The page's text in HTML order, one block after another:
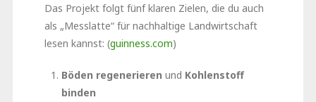
Das Projekt folgt fünf klaren Zielen, die du auch
als „Messlatte“ für nachhaltige Landwirtschaft
lesen kannst: (guinness.com)
Böden regenerieren und Kohlenstoff
binden